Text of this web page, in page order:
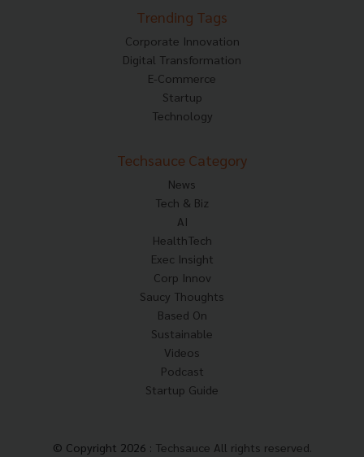
Trending Tags
Corporate Innovation
Digital Transformation
E-Commerce
Startup
Technology
Techsauce Category
News
Tech & Biz
AI
HealthTech
Exec Insight
Corp Innov
Saucy Thoughts
Based On
Sustainable
Videos
Podcast
Startup Guide
© Copyright 2026 : Techsauce All rights reserved.